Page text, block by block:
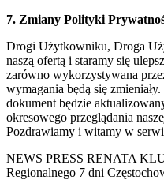
7. Zmiany Polityki
Drogi Użytkowniku, Droga
naszą ofertą i staramy się
zarówno wykorzystywana
wymagania będą się
dokument będzie
okresowego przeglądania
Pozdrawiamy i witamy w
NEWS PRESS RENATA
Regionalnego 7 dni